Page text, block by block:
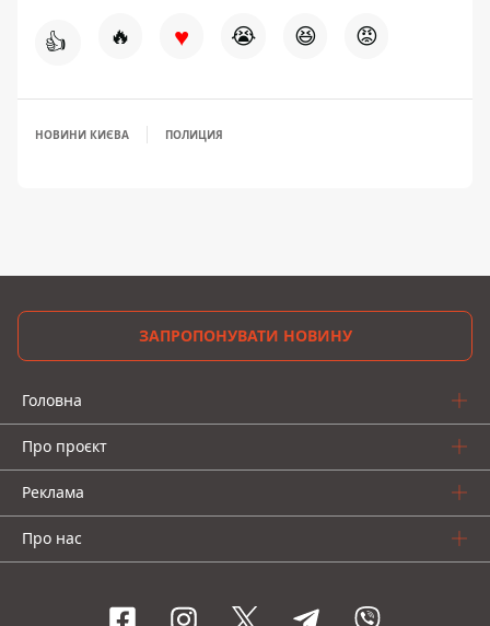
👍 🔥 ♥ 😭 😆 😡
НОВИНИ КИЄВА ПОЛИЦИЯ
ЗАПРОПОНУВАТИ НОВИНУ
Головна
Про проєкт
Реклама
Про нас